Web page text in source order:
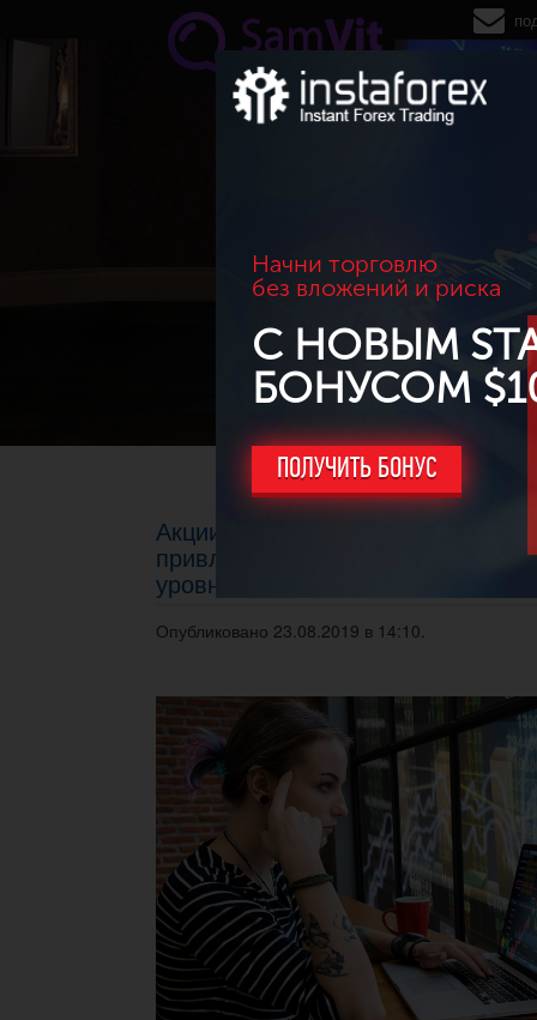
Перейти к основному содержанию
Начни торговлю
без вложений и риска
С НОВЫМ
БОНУСОМ
ПОЛУЧИТЬ БОНУС
Акции компании Kraft Heinz
привлекательных для
уровнях
Опубликовано 23.08.2019 в 14:10.